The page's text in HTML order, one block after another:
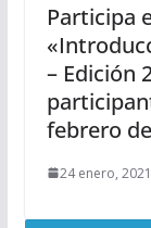
Participa
– Edición
febrero
24 enero, 2021